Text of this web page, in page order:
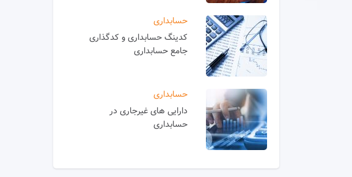
حسابداری
کدینگ حسابداری و کدگذاری
جامع حسابداری
حسابداری
دارایی های غیرجاری در
حسابداری